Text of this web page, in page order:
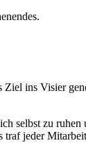
ins Visier
selbst zu
traf jeder